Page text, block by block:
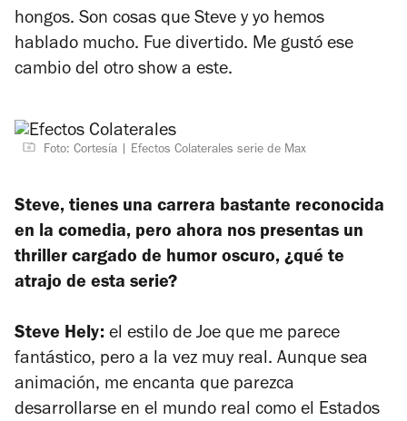
hongos. Son cosas que Steve y yo hemos
hablado mucho. Fue divertido. Me gustó ese
cambio del otro show a este.
Foto: Cortesía Efectos Colaterales serie de Max
Steve, tienes una carrera bastante reconocida
en la comedia, pero ahora nos presentas un
thriller cargado de humor oscuro, ¿qué te
atrajo de esta serie?
Steve Hely: el estilo de Joe que me parece
fantástico, pero a la vez muy real. Aunque sea
animación, me encanta que parezca
desarrollarse en el mundo real como el Estados